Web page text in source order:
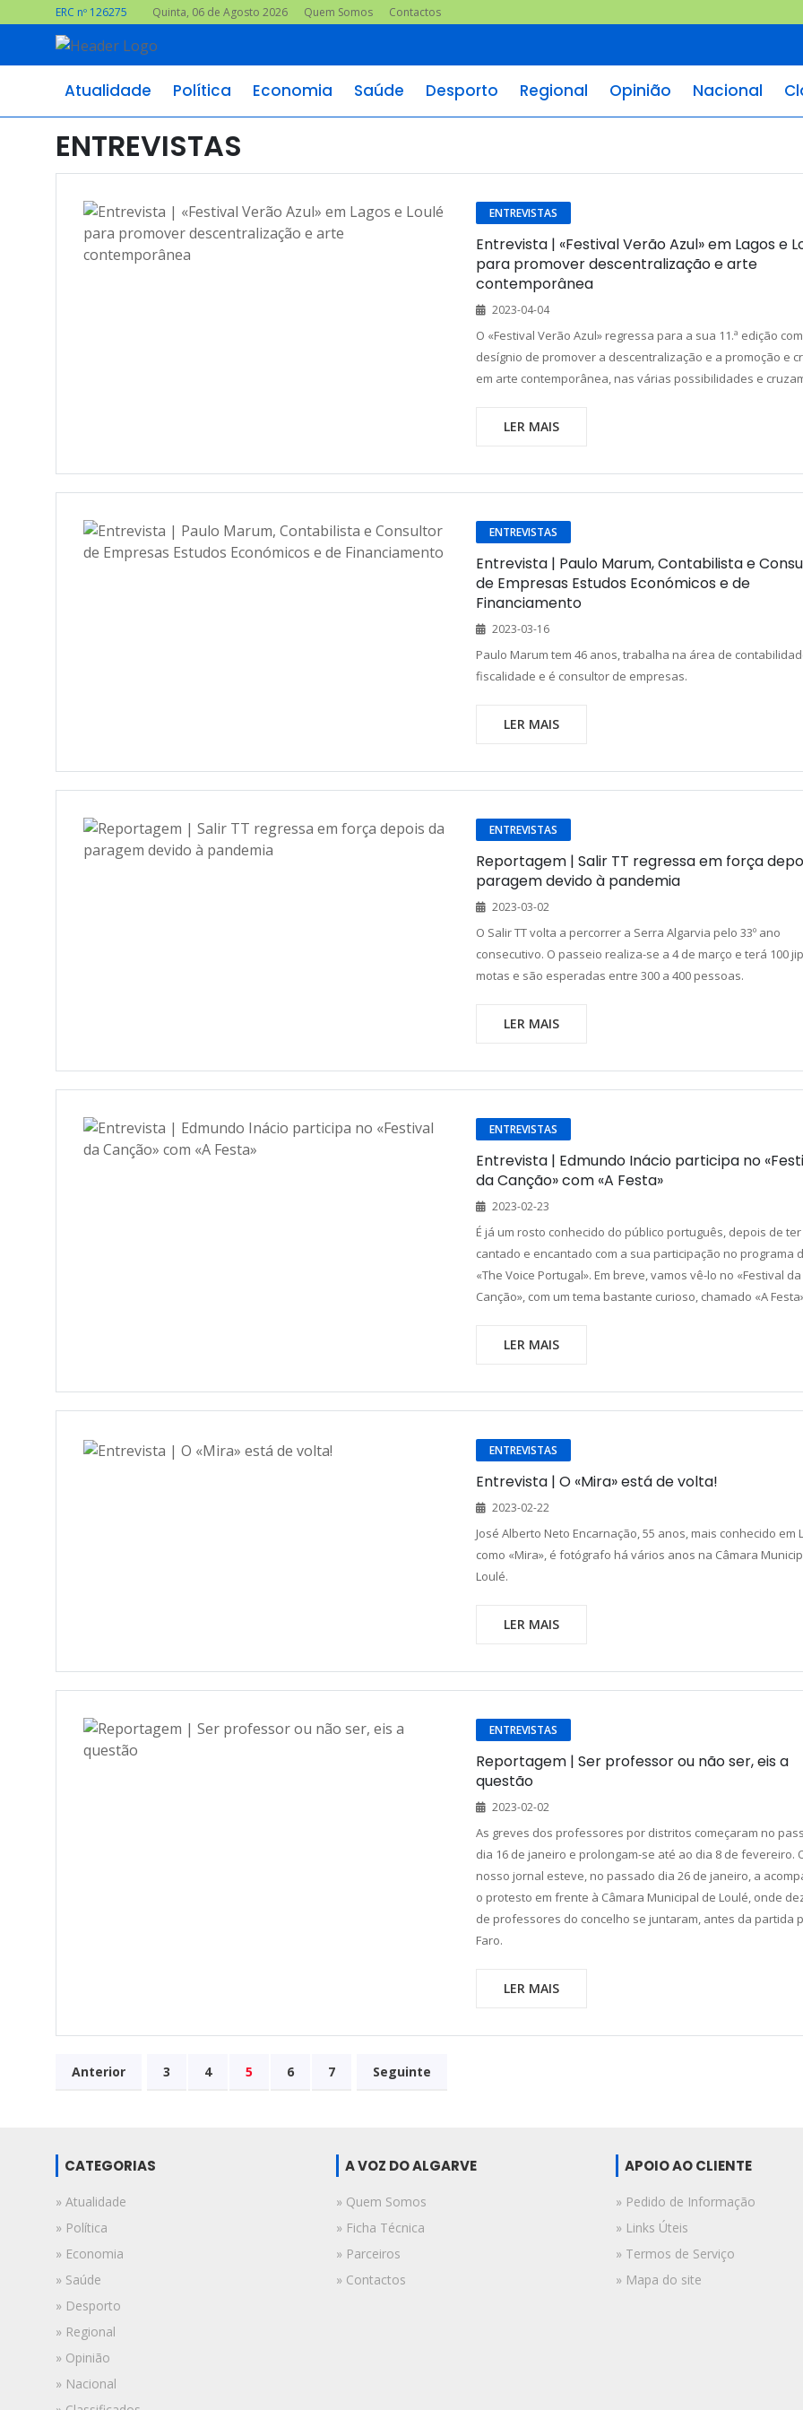
ERC nº 126275 Quinta, 06 de Agosto 2026 Quem Somos Contactos
Atualidade Política Economia Saúde Desporto Regional Opinião Nacional
ENTREVISTAS
ENTREVISTAS
Entrevista | «Festival Verão Azul» em Lagos e
para promover descentralização e arte
contemporânea
2023-04-04
O «Festival Verão Azul» regressa para a sua 11.ª edição
desígnio de promover a descentralização e a promoção e
em arte contemporânea, nas várias possibilidades e
LER MAIS
ENTREVISTAS
Entrevista | Paulo Marum, Contabilista e
de Empresas Estudos Económicos e de
Financiamento
2023-03-16
Paulo Marum tem 46 anos, trabalha na área de
fiscalidade e é consultor de empresas.
LER MAIS
ENTREVISTAS
Reportagem | Salir TT regressa em força
paragem devido à pandemia
2023-03-02
O Salir TT volta a percorrer a Serra Algarvia pelo 33º ano
consecutivo. O passeio realiza-se a 4 de março e terá 100
motas e são esperadas entre 300 a 400 pessoas.
LER MAIS
ENTREVISTAS
Entrevista | Edmundo Inácio participa no
da Canção» com «A Festa»
2023-02-23
É já um rosto conhecido do público português, depois de ter
cantado e encantado com a sua participação no programa
«The Voice Portugal». Em breve, vamos vê-lo no «Festival da
Canção», com um tema bastante curioso, chamado «A
LER MAIS
ENTREVISTAS
Entrevista | O «Mira» está de volta!
2023-02-22
José Alberto Neto Encarnação, 55 anos, mais conhecido em
como «Mira», é fotógrafo há vários anos na Câmara
Loulé.
LER MAIS
ENTREVISTAS
Reportagem | Ser professor ou não ser, eis a
questão
2023-02-02
As greves dos professores por distritos começaram no
dia 16 de janeiro e prolongam-se até ao dia 8 de fevereiro.
nosso jornal esteve, no passado dia 26 de janeiro, a
o protesto em frente à Câmara Municipal de Loulé, onde
de professores do concelho se juntaram, antes da partida
Faro.
LER MAIS
Anterior 3 4 5 6 7 Seguinte
CATEGORIAS
» Atualidade
» Política
» Economia
» Saúde
» Desporto
» Regional
» Opinião
» Nacional
A VOZ DO ALGARVE
» Quem Somos
» Ficha Técnica
» Parceiros
» Contactos
APOIO AO CLIENTE
» Pedido de Informação
» Links Úteis
» Termos de Serviço
» Mapa do site